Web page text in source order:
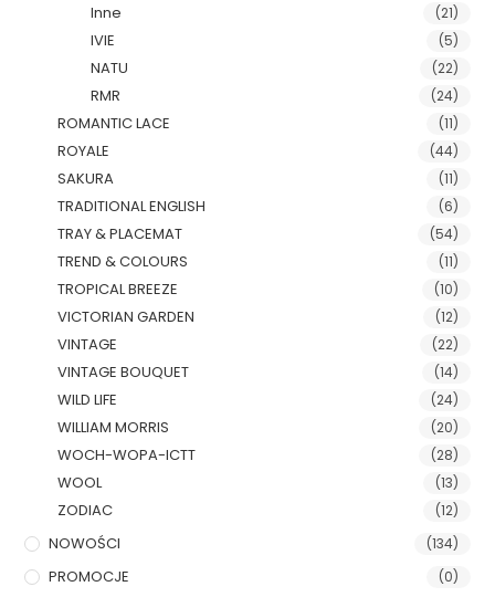
Inne (21)
IVIE (5)
NATU (22)
RMR (24)
ROMANTIC LACE (11)
ROYALE (44)
SAKURA (11)
TRADITIONAL ENGLISH (6)
TRAY & PLACEMAT (54)
TREND & COLOURS (11)
TROPICAL BREEZE (10)
VICTORIAN GARDEN (12)
VINTAGE (22)
VINTAGE BOUQUET (14)
WILD LIFE (24)
WILLIAM MORRIS (20)
WOCH-WOPA-ICTT (28)
WOOL (13)
ZODIAC (12)
NOWOŚCI (134)
PROMOCJE (0)